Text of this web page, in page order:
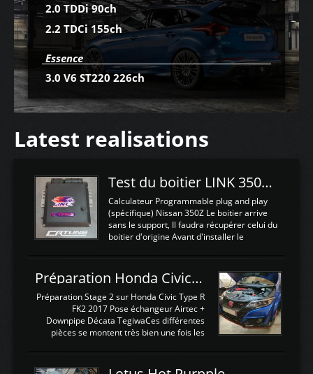
2.0 TDDi 90ch
2.2 TDCi 155ch
Essence
3.0 V6 ST220 226ch
Latest realisations
Test du boitier LINK 350Z Plugin ECU
Calculateur Programmable plug and play
(spécifique) Nissan 350Z Le boitier arrive
sans le support, Il faudra récupérer celui du
boitier d'origine Avant d'installer le
d'envoyer l'information de la large bande
dans le boitier. sydney sweeney deepfake
La sortie 0-5V de l'afr sera connectée sur
l'entrée AN Volt 8 et GndAN pour
Analogique, et Volt car l'information est une
tension (Pas une résistance variable d'un
est temps de brancher le ...
Préparation Honda Civic Type R FK2
Préparation Stage 2 sur Honda Civic Type R
FK2 2017 Pose échangeur Airtec +
Downpipe Décata TegiwaCes différentes
pièces se montent très bien une fois les
légere découpe du plastique inferieur,